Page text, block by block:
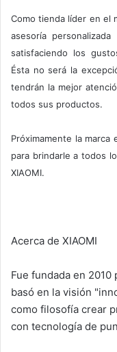
Como tienda líder en el
asesoría
satisfaciendo los
Ésta no será la
tendrán la mejor
todos sus productos.
Próximamente la
para brindarle a todos
XIAOMI.
Acerca de XIAOMI
Fue fundada en
basó en la visión
como filosofía crear
con tecnología de